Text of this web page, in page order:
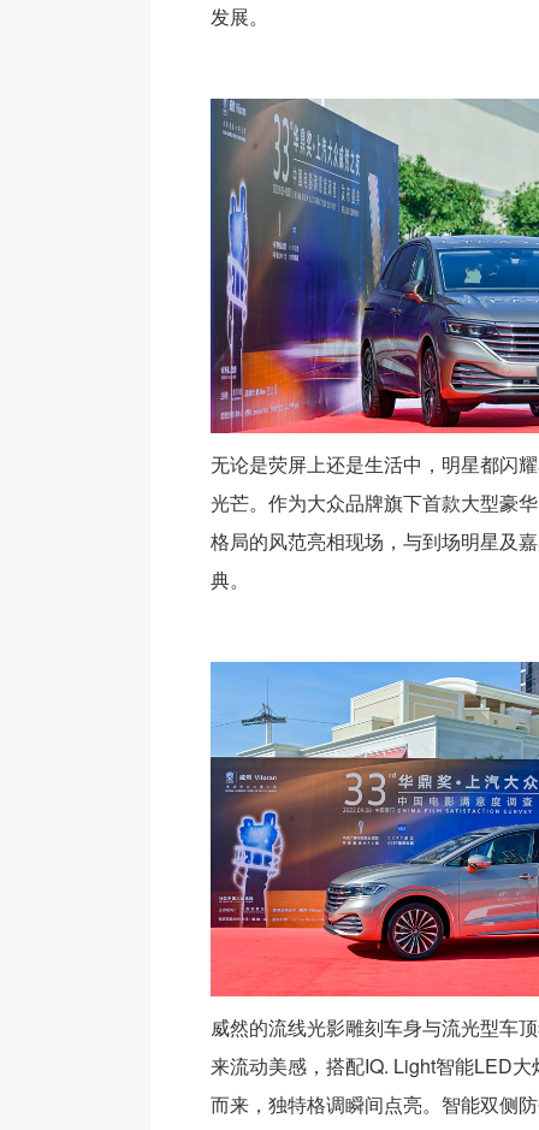
发展。
无论是荧屏上还是生活中，明星都闪
光芒。作为大众品牌旗下首款大型豪
格局的风范亮相现场，与到场明星及
典。
威然的流线光影雕刻车身与流光型车
来流动美感，搭配IQ. Light智能LED
而来，独特格调瞬间点亮。智能双侧